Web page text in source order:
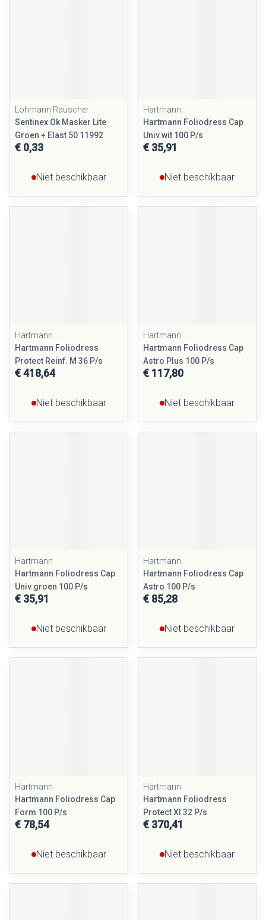
Lohmann Rauscher
Sentinex Ok Masker Lite
Groen + Elast 50 11992
€ 0,33
Niet beschikbaar
Hartmann
Hartmann Foliodress Cap
Univ.wit 100 P/s
€ 35,91
Niet beschikbaar
Hartmann
Hartmann Foliodress
Protect Reinf. M 36 P/s
€ 418,64
Niet beschikbaar
Hartmann
Hartmann Foliodress Cap
Astro Plus 100 P/s
€ 117,80
Niet beschikbaar
Hartmann
Hartmann Foliodress Cap
Univ.groen 100 P/s
€ 35,91
Niet beschikbaar
Hartmann
Hartmann Foliodress Cap
Astro 100 P/s
€ 85,28
Niet beschikbaar
Hartmann
Hartmann Foliodress Cap
Form 100 P/s
€ 78,54
Niet beschikbaar
Hartmann
Hartmann Foliodress
Protect Xl 32 P/s
€ 370,41
Niet beschikbaar